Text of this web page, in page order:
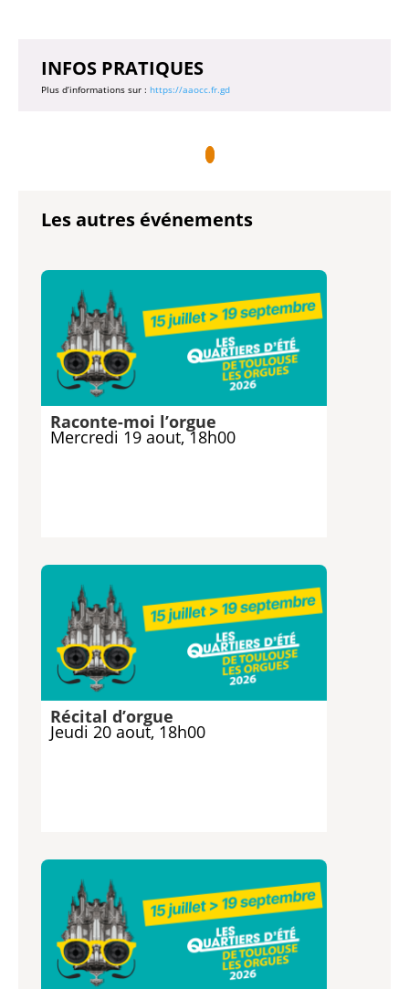
INFOS PRATIQUES
Plus d’informations sur : https://aaocc.fr.gd
Les autres événements
Raconte-moi l’orgue
Mercredi 19 aout, 18h00
Récital d’orgue
Jeudi 20 aout, 18h00